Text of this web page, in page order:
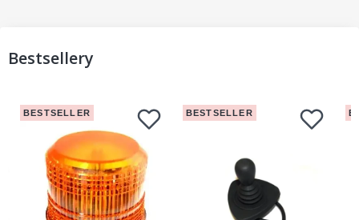
Bestsellery
BESTSELLER BESTSELLER